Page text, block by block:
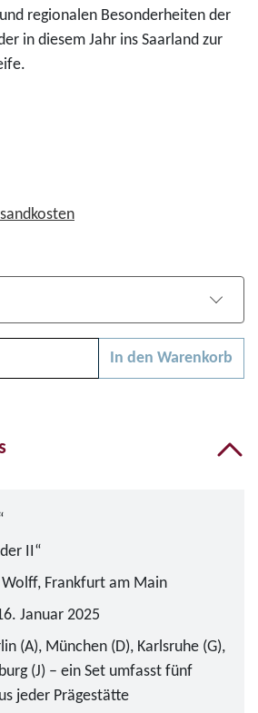
regionalen Besonderheiten der
in diesem Jahr ins Saarland zur
In den Warenkorb
II“
Frankfurt am Main
Januar 2025
(A), München (D), Karlsruhe (G),
(J) – ein Set umfasst fünf
jeder Prägestätte